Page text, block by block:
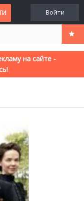
Войти
на сайте -